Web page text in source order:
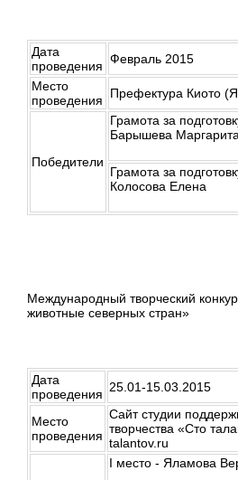
Дата
проведения Февраль 2015
Место
проведения
Префектура Киото
Победители
Грамота за
Барышева Маргарита
Грамота за
Колосова Елена
Международный творческий
животные северных стран»
Дата
проведения 25.01-15.03.2015
Место
проведения
Сайт студии
творчества «Сто
talantov.ru
I место - Яламова